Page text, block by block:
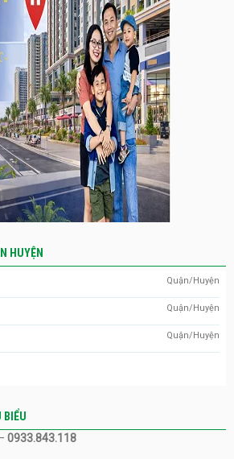
HUYỆN
Quận/Huyện
Quận/Huyện
Quận/Huyện
BIỂU
0933.843.118